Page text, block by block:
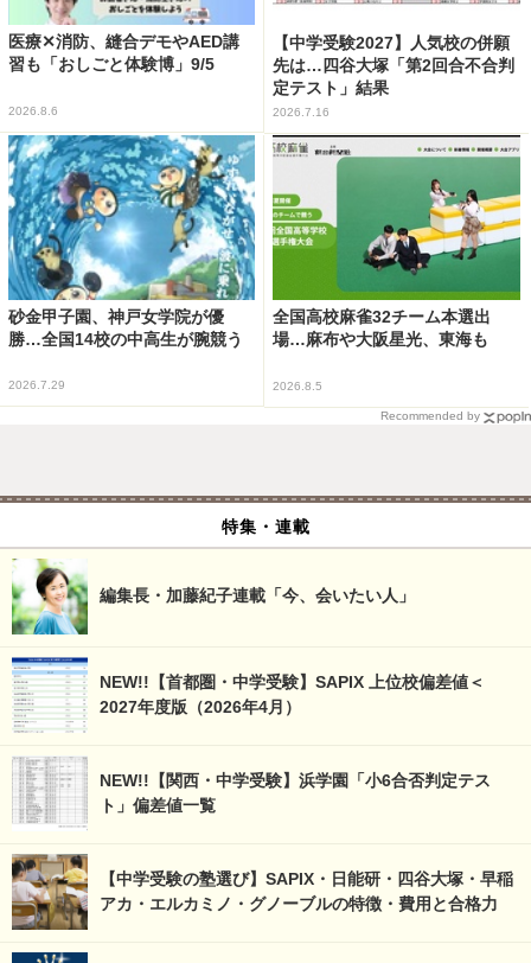
医療✕消防、縫合デモやAED講
習も「おしごと体験博」9/5
2026.8.6
【中学受験2027】人気校の併願
先は…四谷大塚「第2回合不合判
定テスト」結果
2026.7.16
砂金甲子園、神戸女学院が優
勝…全国14校の中高生が腕競う
2026.7.29
全国高校麻雀32チーム本選出
場…麻布や大阪星光、東海も
2026.8.5
Recommended by
特集・連載
編集長・加藤紀子連載「今、会いたい人」
NEW!!【首都圏・中学受験】SAPIX 上位校偏差値＜
2027年度版（2026年4月）
NEW!!【関西・中学受験】浜学園「小6合否判定テス
ト」偏差値一覧
【中学受験の塾選び】SAPIX・日能研・四谷大塚・早稲
アカ・エルカミノ・グノーブルの特徴・費用と合格力